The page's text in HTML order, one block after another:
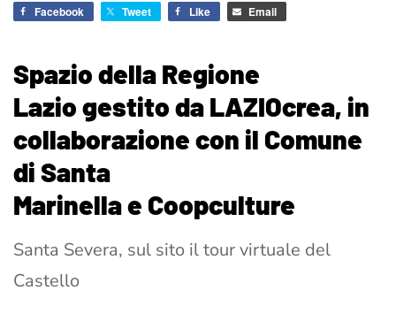
Facebook Tweet Like Email
Spazio della Regione
Lazio gestito da LAZIOcrea, in
collaborazione con il Comune
di Santa
Marinella e Coopculture
Santa Severa, sul sito il tour virtuale del
Castello